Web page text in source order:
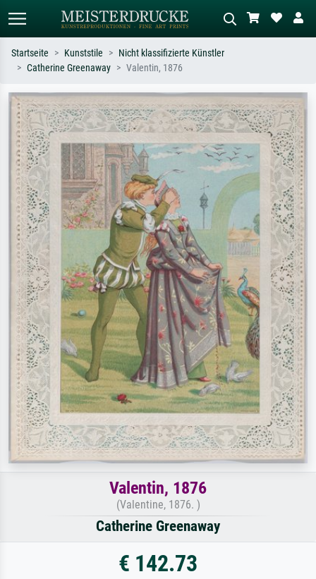
Suchen Sie nach Künstlern, Werktiteln
oder Stilen – z.B. Monet,
Sternennacht, Impressionismus, Welle
Hokusai, Akt.
Beschreiben Sie die Szene – z.B. Grüne
Wiese, Abstrakt mit viel Rot, Dunkles
Ölgemälde, Stehender Akt neben einem
Baum.
Startseite Kunststile
Nicht klassifizierte Künstler
Catherine Greenaway
Valentin, 1876
Valentin, 1876
(Valentine, 1876. )
Catherine Greenaway
€ 142.73